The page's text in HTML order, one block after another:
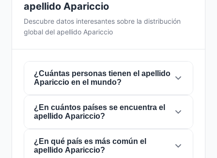
apellido Apariccio
Descubre datos interesantes sobre la distribución
global del apellido Apariccio
¿Cuántas personas tienen el apellido
Apariccio en el mundo?
Actualmente hay aproximadamente5
personascon el apellido
mundo. Esto significa que aproximadamente 1
de cada1,600,000,000 personasen el
mundo lleva este apellido. Se encuentra
¿En cuántos países se encuentra el
apellido Apariccio?
El apellidoApariccioestá presente en
paísesde todo el mundo. Esto lo clasifica
¿En qué país es más común el
apellido Apariccio?